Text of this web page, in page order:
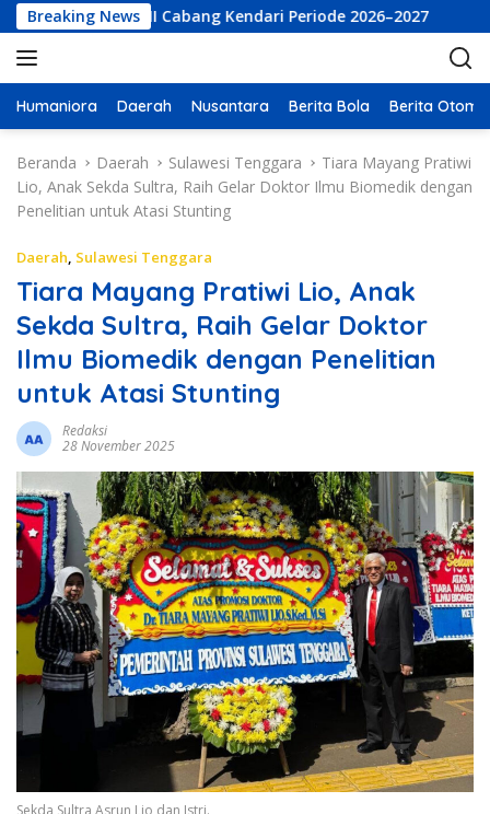
a
g
u
Breaking News
LKBHMI Cabang Kendari Periode 2026–2027
Humaniora Daerah Nusantara Berita Bola Berita
Beranda Daerah Sulawesi Tenggara
Tiara Mayang Pratiwi
Lio, Anak Sekda Sultra, Raih Gelar Doktor Ilmu Biomedik dengan
Penelitian untuk Atasi Stunting
Daerah, Sulawesi Tenggara
Tiara Mayang Pratiwi Lio, Anak
Sekda Sultra, Raih Gelar Doktor
Ilmu Biomedik dengan Penelitian
untuk Atasi Stunting
Redaksi
28 November 2025